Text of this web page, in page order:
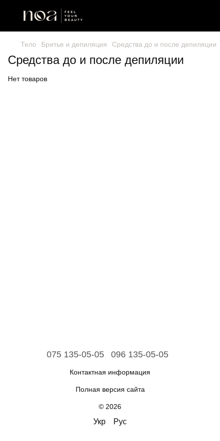
Тело Бритье и депиляция Средства до и после депиляции
Средства до и после депиляции
Нет товаров
075 135-05-05 096 135-05-05
Контактная информация
Полная версия сайта
© 2026
Укр Рус